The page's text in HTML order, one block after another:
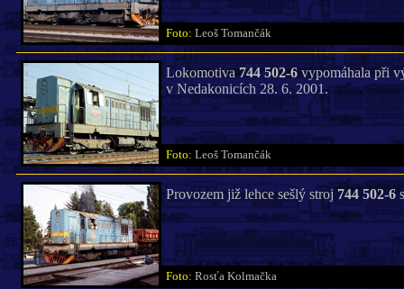
Foto: Leoš Tomančák
Lokomotiva744 502-6vypomáhala při
v Nedakonicích 28. 6. 2001.
Foto: Leoš Tomančák
Provozem již lehce sešlý stroj744 502-6
Foto: Rosťa Kolmačka